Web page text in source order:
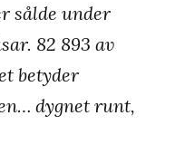
sålde under
82 893 av
betyder
dygnet runt,